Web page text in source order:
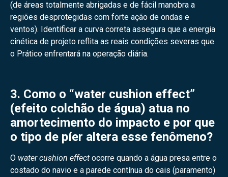
(de áreas totalmente abrigadas e de fácil manobra a
regiões desprotegidas com forte ação de ondas e
ventos). Identificar a curva correta assegura que a energia
cinética de projeto reflita as reais condições severas que
o Prático enfrentará na operação diária.
3. Como o “water cushion effect”
(efeito colchão de água) atua no
amortecimento do impacto e por que
o tipo de píer altera esse fenômeno?
O water cushion effect ocorre quando a água presa entre o
costado do navio e a parede contínua do cais (paramento)